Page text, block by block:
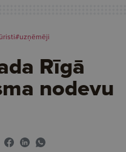
#uzņēmēji
Rīgā
nodevu